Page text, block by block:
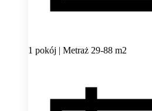
1 pokój | Metraż 29-88 m2